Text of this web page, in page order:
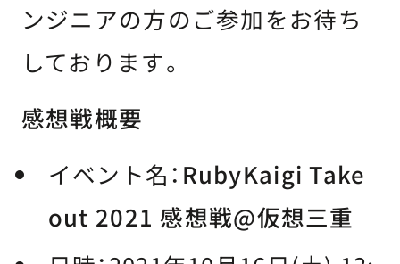
ンジニアの方のご参加をお待ち
しております。
感想戦概要
イベント名： RubyKaigi Take
out 2021 感想戦@仮想三重